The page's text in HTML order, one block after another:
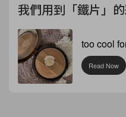
我們用到「鐵片」
too cool
Read Now